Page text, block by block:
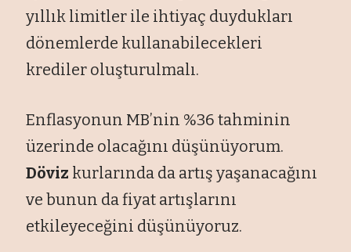
yıllık limitler ile ihtiyaç duydukları
dönemlerde kullanabilecekleri
krediler oluşturulmalı.
Enflasyonun MB’nin %36 tahminin
üzerinde olacağını düşünüyorum.
Döviz kurlarında da artış yaşanacağını
ve bunun da fiyat artışlarını
etkileyeceğini düşünüyoruz.